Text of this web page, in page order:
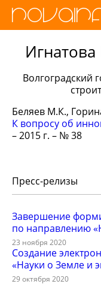
Волгоградский
Беляев М.К.,
К вопросу об
– 2015 г. – № 38
Пресс-релизы
Завершение
по направлению
23 ноября 2020
Создание
«Науки о Земле и
29 октября 2020